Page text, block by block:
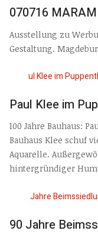
070716
Ausstellung zu
Gestaltung.
Paul Klee im
100 Jahre Bauhaus:
Bauhaus Klee schuf
Aquarelle.
hintergründiger
90 Jahre